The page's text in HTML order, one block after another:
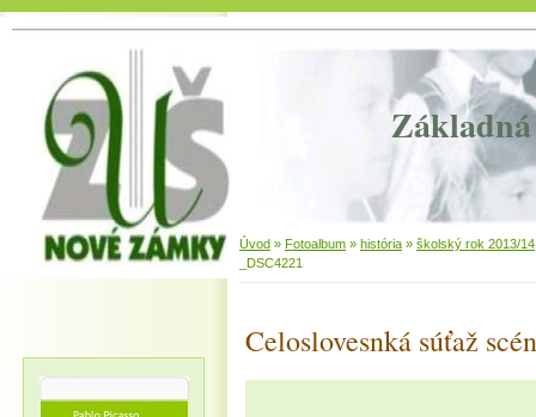
Základná
Úvod » Fotoalbum » história » školský rok 2013/14
_DSC4221
Celoslovesnká súťaž